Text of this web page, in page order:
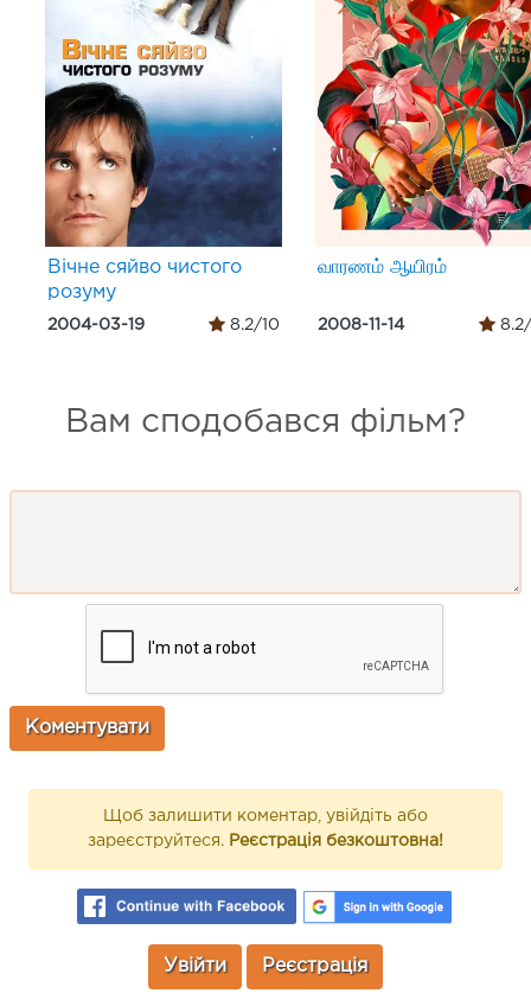
Вічне сяйво чистого
розуму
2004-03-19 8.2/10
வாரணம் ஆயிரம்
2008-11-14 8.2/
Вам сподобався фільм?
Щоб залишити коментар, увійдіть або
зареєструйтеся. Реєстрація безкоштовна!
Увійти Реєстрація